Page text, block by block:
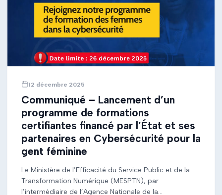
12 décembre 2025
Communiqué – Lancement d’un
programme de formations
certifiantes financé par l’État et ses
partenaires en Cybersécurité pour la
gent féminine
Le Ministère de l’Efficacité du Service Public et de la
Transformation Numérique (MESPTN), par
l’intermédiaire de l’Agence Nationale de la